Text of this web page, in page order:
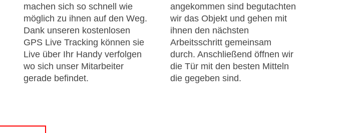
machen sich so schnell wie
möglich zu ihnen auf den Weg.
Dank unseren kostenlosen
GPS Live Tracking können sie
Live über Ihr Handy verfolgen
wo sich unser Mitarbeiter
gerade befindet.
angekommen sind begutachten
wir das Objekt und gehen mit
ihnen den nächsten
Arbeitsschritt gemeinsam
durch. Anschließend öffnen wir
die Tür mit den besten Mitteln
die gegeben sind.